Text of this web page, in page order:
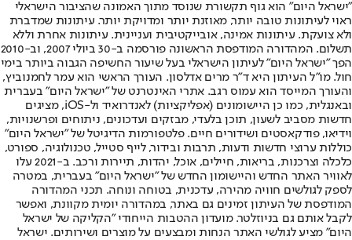
"ישראל היום" הוא גוף תקשורת שנוסד מתוך האמונה שהציבור הישראלי
ראוי לעיתונות טובה יותר, מאוזנת יותר ומדויקת יותר. עיתונות שמדברת
ולא צועקת. עיתונות אמינה, אובייקטיבית ועניינית. עיתונות אחרת וללא
תשלום. המהדורה המודפסת הראשונה פורסמה ב-30 ביולי 2007, וב-2010
הפך "ישראל היום" לעיתון הישראלי בעל שיעור החשיפה הגבוה ביותר בימי
חול. מו"ל העיתון היא ד"ר מרים אדלסון. העורך הראשי הוא עמר לחמנוביץ,
והעורך המייסד הוא עמוס רגב. אתרי האינטרנט של "ישראל היום" בעברית
ובאנגלית, כמו כן היישומונים (אפליקציות) לאנדרואיד ול-iOS, מציגים
חדשות מסביב לשעון, תוכן בלעדי, מבזקים ועדכונים, ניתוחים ופרשנויות,
וידיאו, פודקאסטים ושידורים חיים. פלטפורמות הדיגיטל של "ישראל היום"
כוללות ערוצי חדשות ודעות, תרבות ובידור, לייף סטייל, טכנולוגיה, ספורט,
כלכלה וצרכנות, בריאות, חיילים, אוכל, יהדות, תיירות ורכב. ב-2021 עלו
לאוויר האתר החדש והיישומון החדש של "ישראל היום" בעברית, במטרה
לספק לגולשים חוויה מהירה, עדכנית, בטוחה ונוחה. תכני המהדורה
המודפסת של העיתון זמינים גם באתר, במהדורה יומית מקוונת, ואפשר
לקבל אותם גם בניוזלטר. מועדון ההטבות הייחודי "הקליקה של ישראל
היום" מציע לגולשי האתר הנחות ומבצעים על מוצרים ושירותים. ישראל